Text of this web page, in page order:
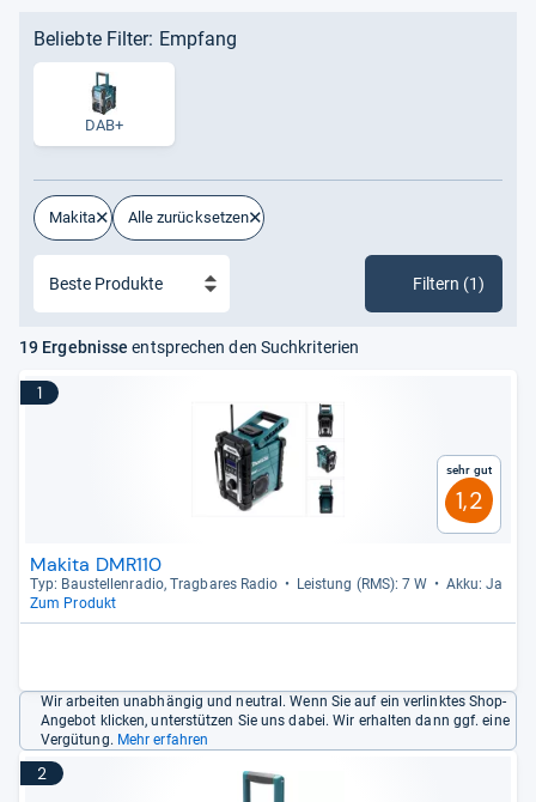
Beliebte Filter: Empfang
DAB+
Makita Alle zurücksetzen
Filtern (1)
19 Ergebnisse entsprechen den Suchkriterien
1
Sehr gut
1,2
Makita DMR110
Typ: Bau­stel­len­ra­dio, Trag­ba­res Radio Leis­tung (RMS): 7 W
Akku: Ja
Zum Produkt
Wir arbeiten unabhängig und neutral. Wenn Sie auf ein verlinktes Shop-
Angebot klicken, unterstützen Sie uns dabei. Wir erhalten dann ggf. eine
Vergütung. Mehr erfahren
2